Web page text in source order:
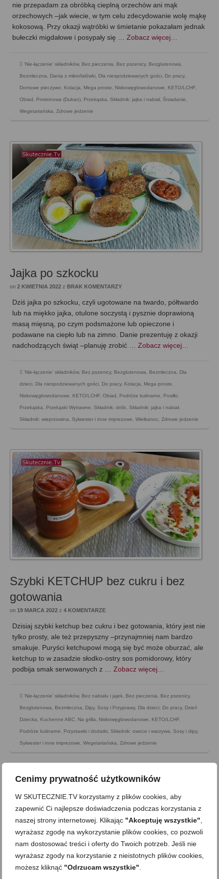
Cenimy prywatność użytkowników
W SKUTECZNIE.TV korzystamy z plików cookies, aby
zapewnić Ci najlepsze doświadczenia podczas korzystania z
naszej strony internetowej. Klikając "Akceptuję wszystkie"
wyrażasz zgodę na wykorzystanie plików cookies, co pozwoli
nam dostosować treści i oferty do Twoich potrzeb. Jeśli nie
wyrażasz zgody na korzystanie z nieistotnych plików cookies,
możesz kliknąć "Odrzucam wszystkie"
nie przepadam za obróbką cieplną orzechów ani mąk
orzechowych –jak wiecie, w tym celu zdecydowanie wolę mąkę
kokosową. Przy okazji wątróbki w śmietanie pokazałam jednak
bułeczki migdałowe i posypały się … Zobacz więcej…
'Nie-łączenie' składników, Bez pieczenia Bez pszenicy, Bezglutenowa
Bezmleczna Dania z mikrofalówki Dla niespodziewanych gości Do pracy,
Domowe pieczywo Kolacja Mega proste Niskowęglowodanowe, KETO/LCHF,
Obiad Proteinowa (Dukan) Przekąska Składnik: jajka i nabiał Śniadanie
Wegetariańska Zdrowe jedzenie
Jajka po szkocku
on 2 KWIETNIA 2022 z BRAK KOMENTARZY
Dziś jajka po szkocku, czyli ugotowane na twardo, półtwardo
lub na miękko jajka, otulone soczystą i pysznie doprawioną
masą mięsną, po czym podsmażone lub opieczone i
podawane na ciepło lub na zimno. Danie prezentuję z okazji
nadchodzących świąt –planuję zrobić … Zobacz więcej…
'Nie-łączenie' składników, Bez pszenicy, Bezglutenowa Bezmleczna Dla
dzieci Dla niespodziewanych gości Do pracy, Kolacja Mega proste
Niskowęglowodanowe, KETO/LCHF, Obiad Podróże kulinarne Posiłki
Przekąska Przekąski Wytrawne Składnik: drób Składnik: jajka i nabiał
Składnik: wieprzowina Sylwester i inne imprezowe Wielkanoc Zdrowe jedzenie
Szybki KETCHUP bez cukru i bez
gotowania
on 19 MARCA 2022 z 4 KOMENTARZE
Dzisiaj szybki ketchup bez cukru i bez gotowania, który jest nie
tylko prosty, ale też przepyszny –przynajmniej nam bardzo
smakuje. Puryści ketchupowi mogą się być może oburzać, ale
ketchup to w zasadzie słodko-ostry sos pomidorowy, który
podbija smak serwowanych z … Zobacz więcej…
'Nie-łączenie' składników, Bez nabiału i jajek, Bez pieczenia, Bez pszenicy,
Bezglutenowa, Bezmleczna, Dipy, Sosy i Przyprawy, Dla dzieci, Do pracy, Dzień
Dziecka, Kuchenne ABC, Na grilla, Niskowęglowodanowe, KETO/LCHF,
Podróże kulinarne, Przystawki i dodatki, Składnik: owoce i warzywa, Sosy i dipy,
Sylwester i inne imprezowe, Wegetariańska, Zdrowe jedzenie